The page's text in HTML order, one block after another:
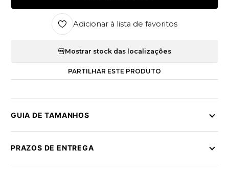
Adicionar à lista de favoritos
Mostrar stock das localizações
PARTILHAR ESTE PRODUTO
GUIA DE TAMANHOS
PRAZOS DE ENTREGA